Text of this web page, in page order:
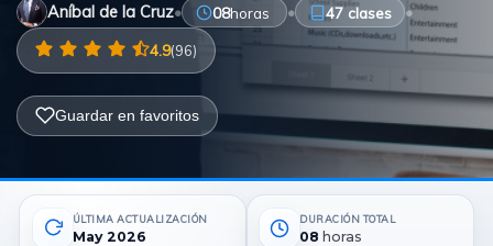
Metodologías
Normas ISO
Normatividad Mexicana
Aníbal de la Cruz• 08horas • 47 clases •
4.9(96)
Guardar en favoritos
ÚLTIMA ACTUALIZACIÓN
May 2026
DURACIÓN TOTAL
08 horas